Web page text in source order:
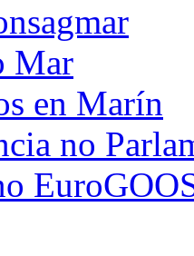
Mar
en Marín
no